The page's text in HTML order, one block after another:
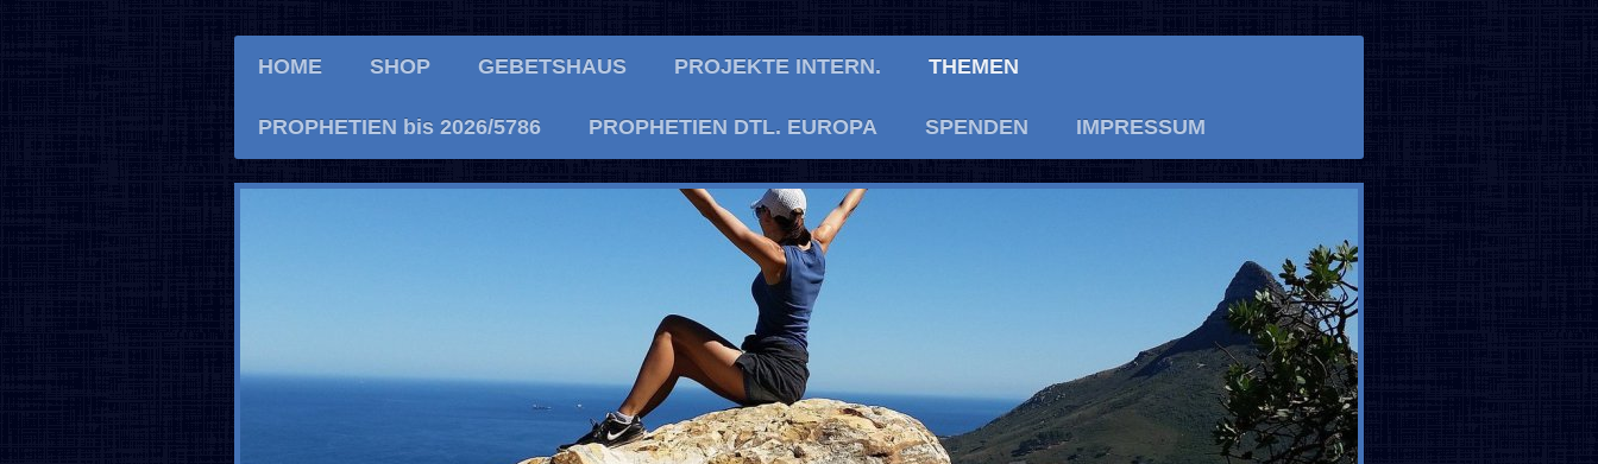
HOME SHOP GEBETSHAUS PROJEKTE INTERN. THEMEN
PROPHETIEN bis 2026/5786 PROPHETIEN DTL. EUROPA SPENDEN IMPRESSUM